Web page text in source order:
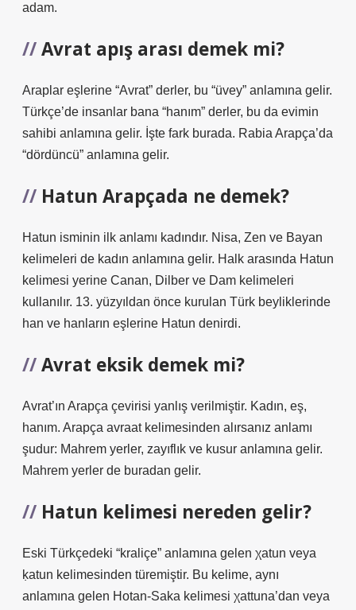
adam.
Avrat apış arası demek mi?
Araplar eşlerine “Avrat” derler, bu “üvey” anlamına gelir.
Türkçe’de insanlar bana “hanım” derler, bu da evimin
sahibi anlamına gelir. İşte fark burada. Rabia Arapça’da
“dördüncü” anlamına gelir.
Hatun Arapçada ne demek?
Hatun isminin ilk anlamı kadındır. Nisa, Zen ve Bayan
kelimeleri de kadın anlamına gelir. Halk arasında Hatun
kelimesi yerine Canan, Dilber ve Dam kelimeleri
kullanılır. 13. yüzyıldan önce kurulan Türk beyliklerinde
han ve hanların eşlerine Hatun denirdi.
Avrat eksik demek mi?
Avrat’ın Arapça çevirisi yanlış verilmiştir. Kadın, eş,
hanım. Arapça avraat kelimesinden alırsanız anlamı
şudur: Mahrem yerler, zayıflık ve kusur anlamına gelir.
Mahrem yerler de buradan gelir.
Hatun kelimesi nereden gelir?
Eski Türkçedeki “kraliçe” anlamına gelen χatun veya
ḳatun kelimesinden türemiştir. Bu kelime, aynı
anlamına gelen Hotan-Saka kelimesi χattuna’dan veya